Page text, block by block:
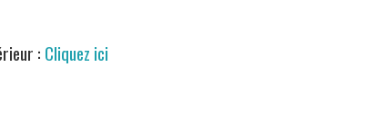
: Cliquez ici